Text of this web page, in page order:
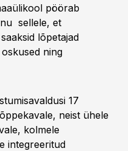
pöörab
sellele, et
lõpetajad
ning
17
neist ühele
kolmele
integreeritud